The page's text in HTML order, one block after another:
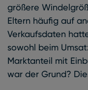
größere
Eltern häufig auf
Verkaufsdaten
sowohl beim
Marktanteil mit
war der Grund?